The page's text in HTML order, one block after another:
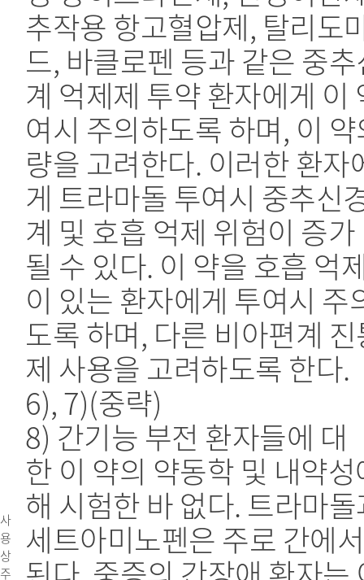
사
용
상
주
추작용 항고혈압제, 탈리도
드, 바클로펜 등과 같은 중
계 억제제 투약 환자에게 이
여시 주의하도록 하며, 이
량을 고려한다. 이러한 환자
게 트라마돌 투여시 중추신
계 및 호흡 억제 위험이 증가
될 수 있다. 이 약을 호흡 억
이 있는 환자에게 투여시 주
도록 하며, 다른 비아편계
제 사용을 고려하도록 한다.
6), 7)(중략)
8) 간기능 부전 환자들에 대
한 이 약의 약동학 및 내약
해 시험한 바 없다. 트라마
세트아미노펜은 주로 간에